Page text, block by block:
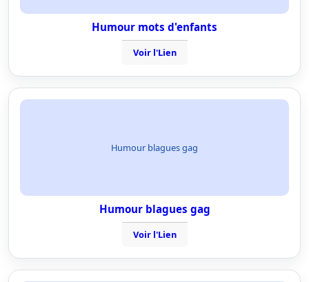
Humour mots d'enfants
Voir l'Lien
Humour blagues gag
Humour blagues gag
Voir l'Lien